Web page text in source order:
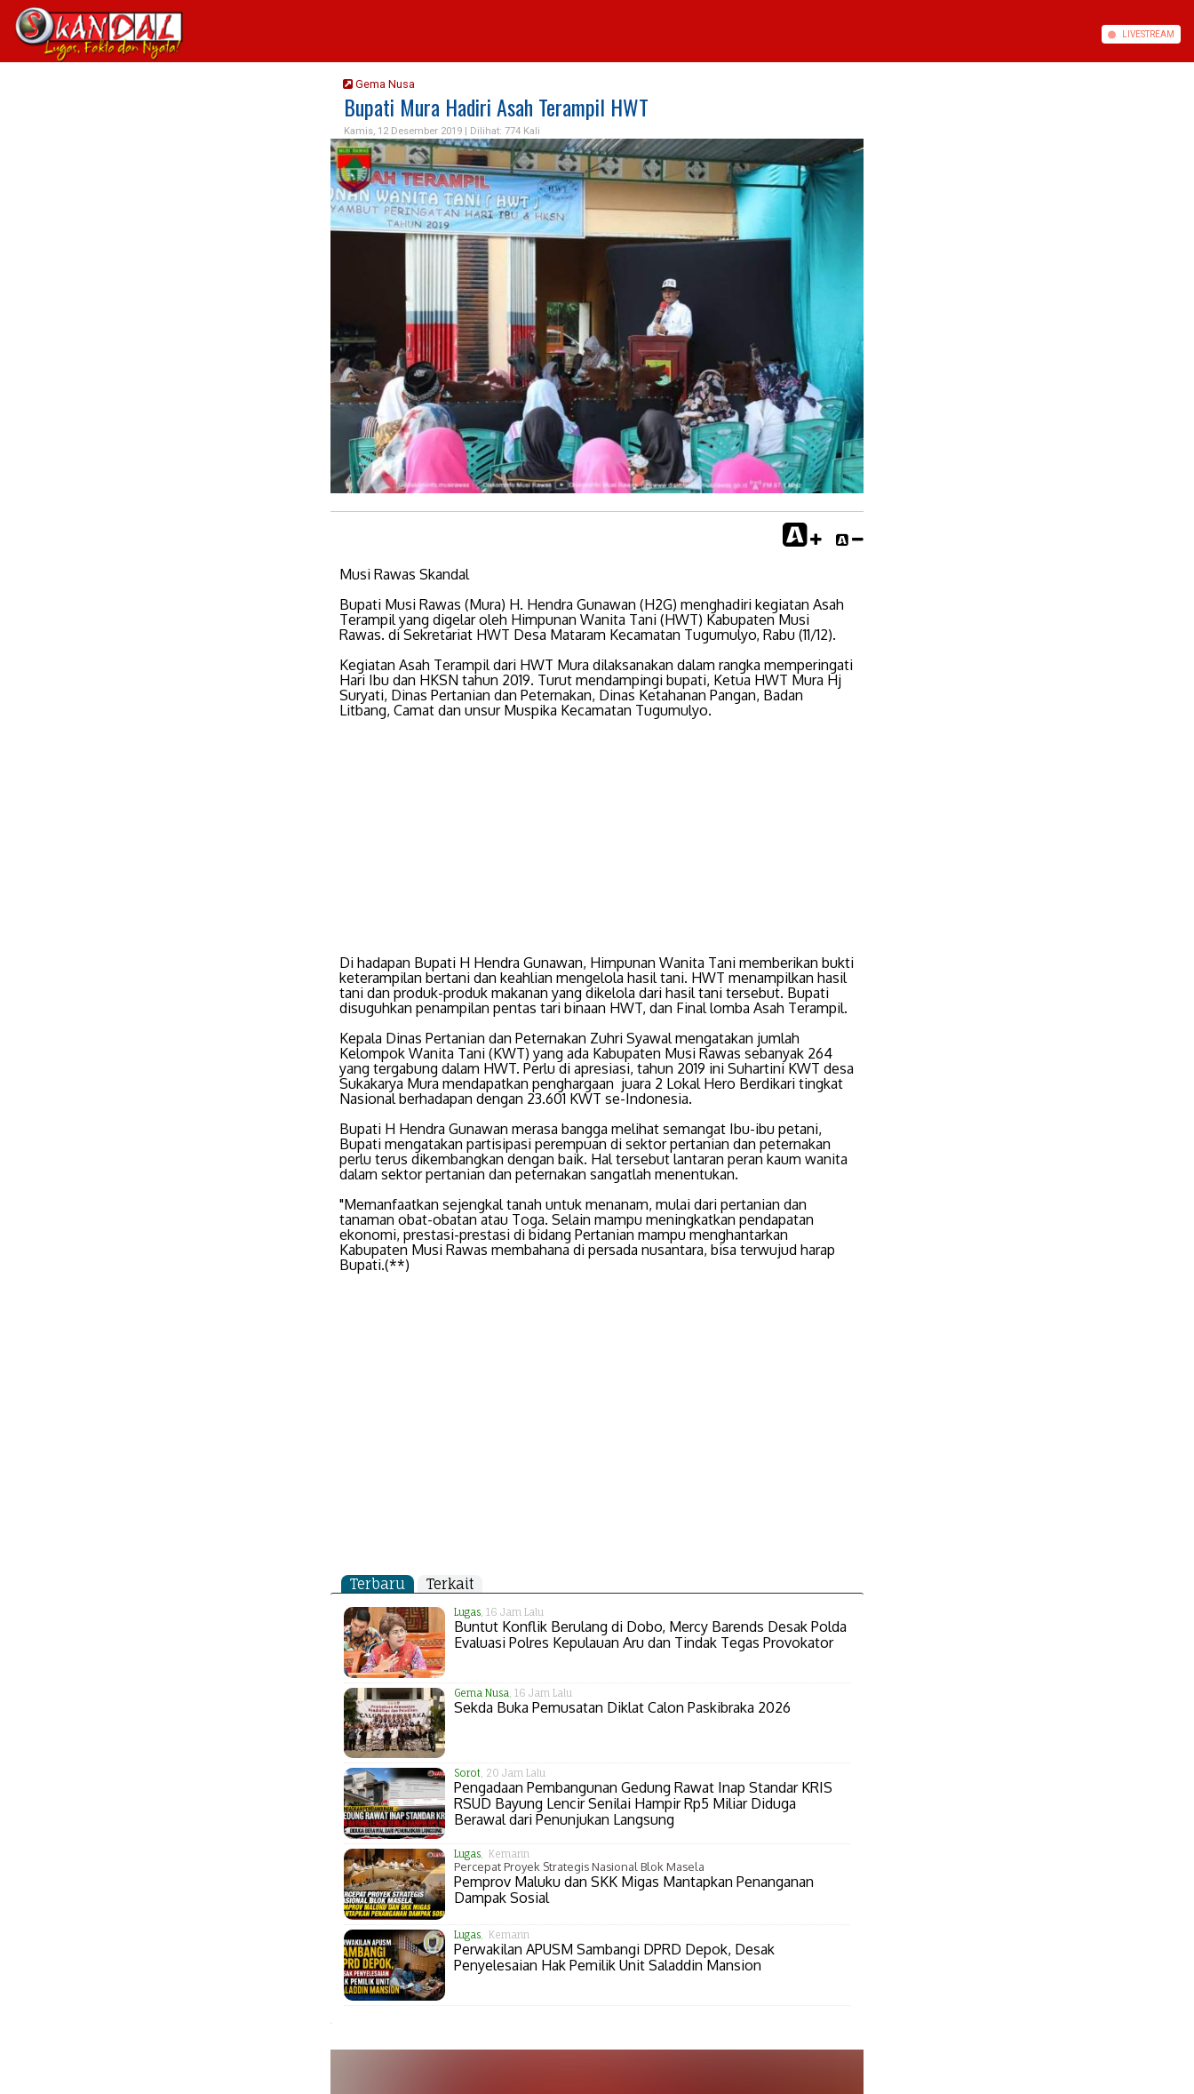
LIVESTREAM
Gema Nusa
Bupati Mura Hadiri Asah Terampil HWT
Kamis, 12 Desember 2019 | Dilihat: 774 Kali
Musi Rawas Skandal
Bupati Musi Rawas (Mura) H. Hendra Gunawan (H2G) menghadiri kegiatan Asah
Terampil yang digelar oleh Himpunan Wanita Tani (HWT) Kabupaten Musi
Rawas. di Sekretariat HWT Desa Mataram Kecamatan Tugumulyo, Rabu (11/12).
Kegiatan Asah Terampil dari HWT Mura dilaksanakan dalam rangka memperingati
Hari Ibu dan HKSN tahun 2019. Turut mendampingi bupati, Ketua HWT Mura Hj
Suryati, Dinas Pertanian dan Peternakan, Dinas Ketahanan Pangan, Badan
Litbang, Camat dan unsur Muspika Kecamatan Tugumulyo.
Di hadapan Bupati H Hendra Gunawan, Himpunan Wanita Tani memberikan bukti
keterampilan bertani dan keahlian mengelola hasil tani. HWT menampilkan hasil
tani dan produk-produk makanan yang dikelola dari hasil tani tersebut. Bupati
disuguhkan penampilan pentas tari binaan HWT, dan Final lomba Asah Terampil.
Kepala Dinas Pertanian dan Peternakan Zuhri Syawal mengatakan jumlah
Kelompok Wanita Tani (KWT) yang ada Kabupaten Musi Rawas sebanyak 264
yang tergabung dalam HWT. Perlu di apresiasi, tahun 2019 ini Suhartini KWT desa
Sukakarya Mura mendapatkan penghargaan juara 2 Lokal Hero Berdikari tingkat
Nasional berhadapan dengan 23.601 KWT se-Indonesia.
Bupati H Hendra Gunawan merasa bangga melihat semangat Ibu-ibu petani,
Bupati mengatakan partisipasi perempuan di sektor pertanian dan peternakan
perlu terus dikembangkan dengan baik. Hal tersebut lantaran peran kaum wanita
dalam sektor pertanian dan peternakan sangatlah menentukan.
"Memanfaatkan sejengkal tanah untuk menanam, mulai dari pertanian dan
tanaman obat-obatan atau Toga. Selain mampu meningkatkan pendapatan
ekonomi, prestasi-prestasi di bidang Pertanian mampu menghantarkan
Kabupaten Musi Rawas membahana di persada nusantara, bisa terwujud harap
Bupati.(**)
Terbaru Terkait
Lugas, 16 Jam Lalu
Buntut Konflik Berulang di Dobo, Mercy Barends Desak Polda
Evaluasi Polres Kepulauan Aru dan Tindak Tegas Provokator
Gema Nusa , 16 Jam Lalu
Sekda Buka Pemusatan Diklat Calon Paskibraka 2026
Sorot, 20 Jam Lalu
Pengadaan Pembangunan Gedung Rawat Inap Standar KRIS
RSUD Bayung Lencir Senilai Hampir Rp5 Miliar Diduga
Berawal dari Penunjukan Langsung
Lugas, Kemarin
Percepat Proyek Strategis Nasional Blok Masela
Pemprov Maluku dan SKK Migas Mantapkan Penanganan
Dampak Sosial
Lugas, Kemarin
Perwakilan APUSM Sambangi DPRD Depok, Desak
Penyelesaian Hak Pemilik Unit Saladdin Mansion